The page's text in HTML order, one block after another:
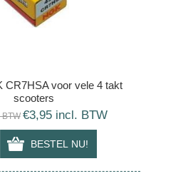
CR7HSA voor vele 4 takt
scooters
€3,95 incl. BTW